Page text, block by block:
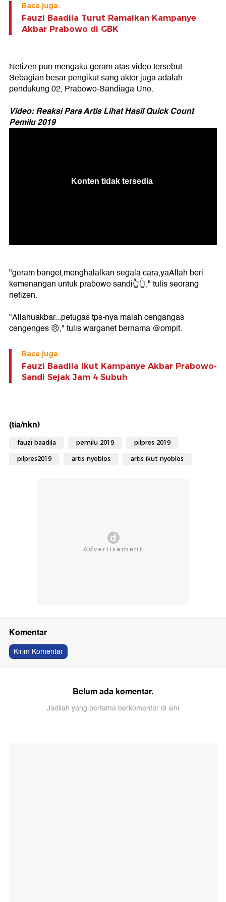
Baca juga:
Fauzi Baadila Turut Ramaikan Kampanye
Akbar Prabowo di GBK
Netizen pun mengaku geram atas video tersebut.
Sebagian besar pengikut sang aktor juga adalah
pendukung 02, Prabowo-Sandiaga Uno.
Video: Reaksi Para Artis Lihat Hasil Quick Count
Pemilu 2019
"geram banget,menghalalkan segala cara,yaAllah beri
kemenangan untuk prabowo sandi👆👆," tulis seorang
netizen.
"Allahuakbar...petugas tps-nya malah cengangas
cengenges 😠," tulis warganet bernama @ompit.
Baca juga:
Fauzi Baadila Ikut Kampanye Akbar Prabowo-
Sandi Sejak Jam 4 Subuh
(tia/nkn)
fauzi baadila pemilu 2019 pilpres 2019
pilpres2019 artis nyoblos artis ikut nyoblos
Komentar
Kirim Komentar
Belum ada komentar.
Jadilah yang pertama berkomentar di sini